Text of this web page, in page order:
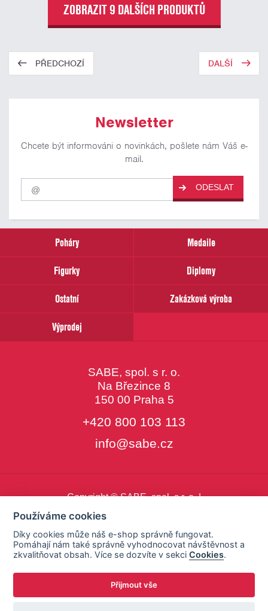
ZOBRAZIT 9 DALŠÍCH PRODUKTŮ
PŘEDCHOZÍ DALŠÍ
Newsletter
Chcete být informováni o novinkách, pošlete nám Váš e-
mail.
Pro
odběr
našich
email
ODESLAT
Poháry
Medaile
Figurky
Diplomy
Ostatní
Zakázková výroba
Výprodej
SABE, spol. s r. o.
Na Březince 8
150 00 Praha 5
+420 800 103 113
info@sabe.cz
Copyright © SABE, spol. s r. o. |
Používáme cookies
Díky cookies může náš e-shop správně fungovat.
Pomáhají nám také správně vyhodnocovat návštěvnost a
zkvalitňovat obsah. Více se dozvíte v sekciCookies.
Přijmout vše